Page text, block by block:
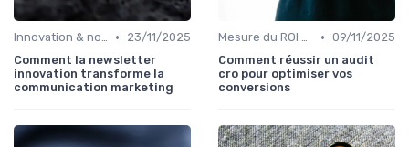
Innovation & nouveaux leviers marketing •
23/11/2025
Comment la newsletter
innovation transforme la
communication marketing
Mesure du ROI marketing • 09/11/2025
Comment réussir un audit
cro pour optimiser vos
conversions